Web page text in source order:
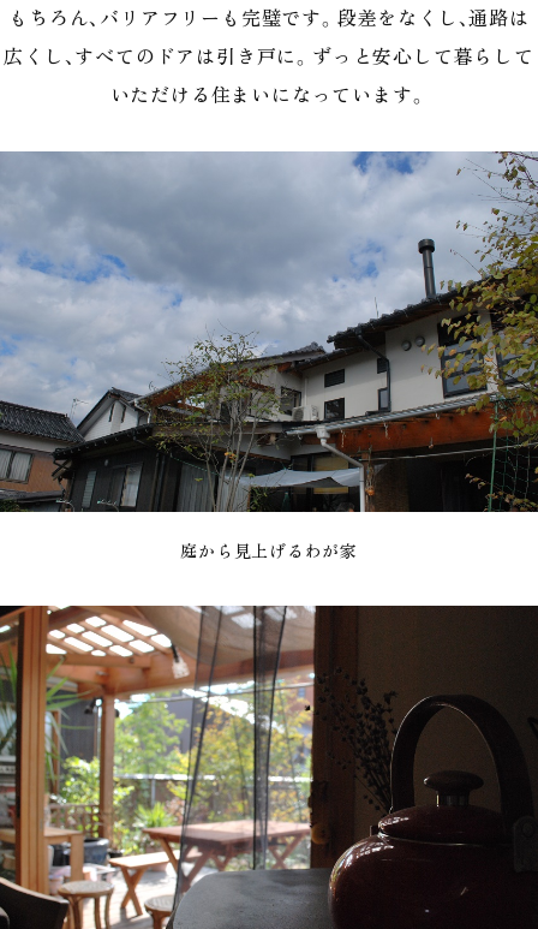
もちろん、バリアフリーも完璧です。段差をなくし、通路は
広くし、すべてのドアは引き戸に。ずっと安心して暮らして
いただける住まいになっています。
庭から見上げるわが家